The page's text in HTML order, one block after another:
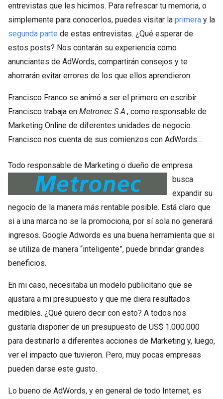
entrevistas que les hicimos. Para refrescar tu memoria, o
simplemente para conocerlos, puedes visitar la primera y la
segunda parte de estas entrevistas. ¿Qué esperar de
estos posts? Nos contarán su experiencia como
anunciantes de AdWords, compartirán consejos y te
ahorrarán evitar errores de los que ellos aprendieron.
Francisco Franco se animó a ser el primero en escribir.
Francisco trabaja en Metronec S.A., como responsable de
Marketing Online de diferentes unidades de negocio.
Francisco nos cuenta de sus comienzos con AdWords…
Todo responsable de Marketing o dueño de empresa
busca
expandir su
negocio de la manera más rentable posible. Está claro que
si a una marca no se la promociona, por sí sola no generará
ingresos. Google Adwords es una buena herramienta que si
se utiliza de manera “inteligente”, puede brindar grandes
beneficios.
En mi caso, necesitaba un modelo publicitario que se
ajustara a mi presupuesto y que me diera resultados
medibles. ¿Qué quiero decir con esto? A todos nos
gustaría disponer de un presupuesto de US$ 1.000.000
para destinarlo a diferentes acciones de Marketing y, luego,
ver el impacto que tuvieron. Pero, muy pocas empresas
pueden darse este gusto.
Lo bueno de AdWords, y en general de todo Internet, es